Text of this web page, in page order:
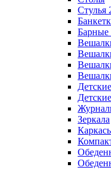
Стулья
Барные
Зеркала